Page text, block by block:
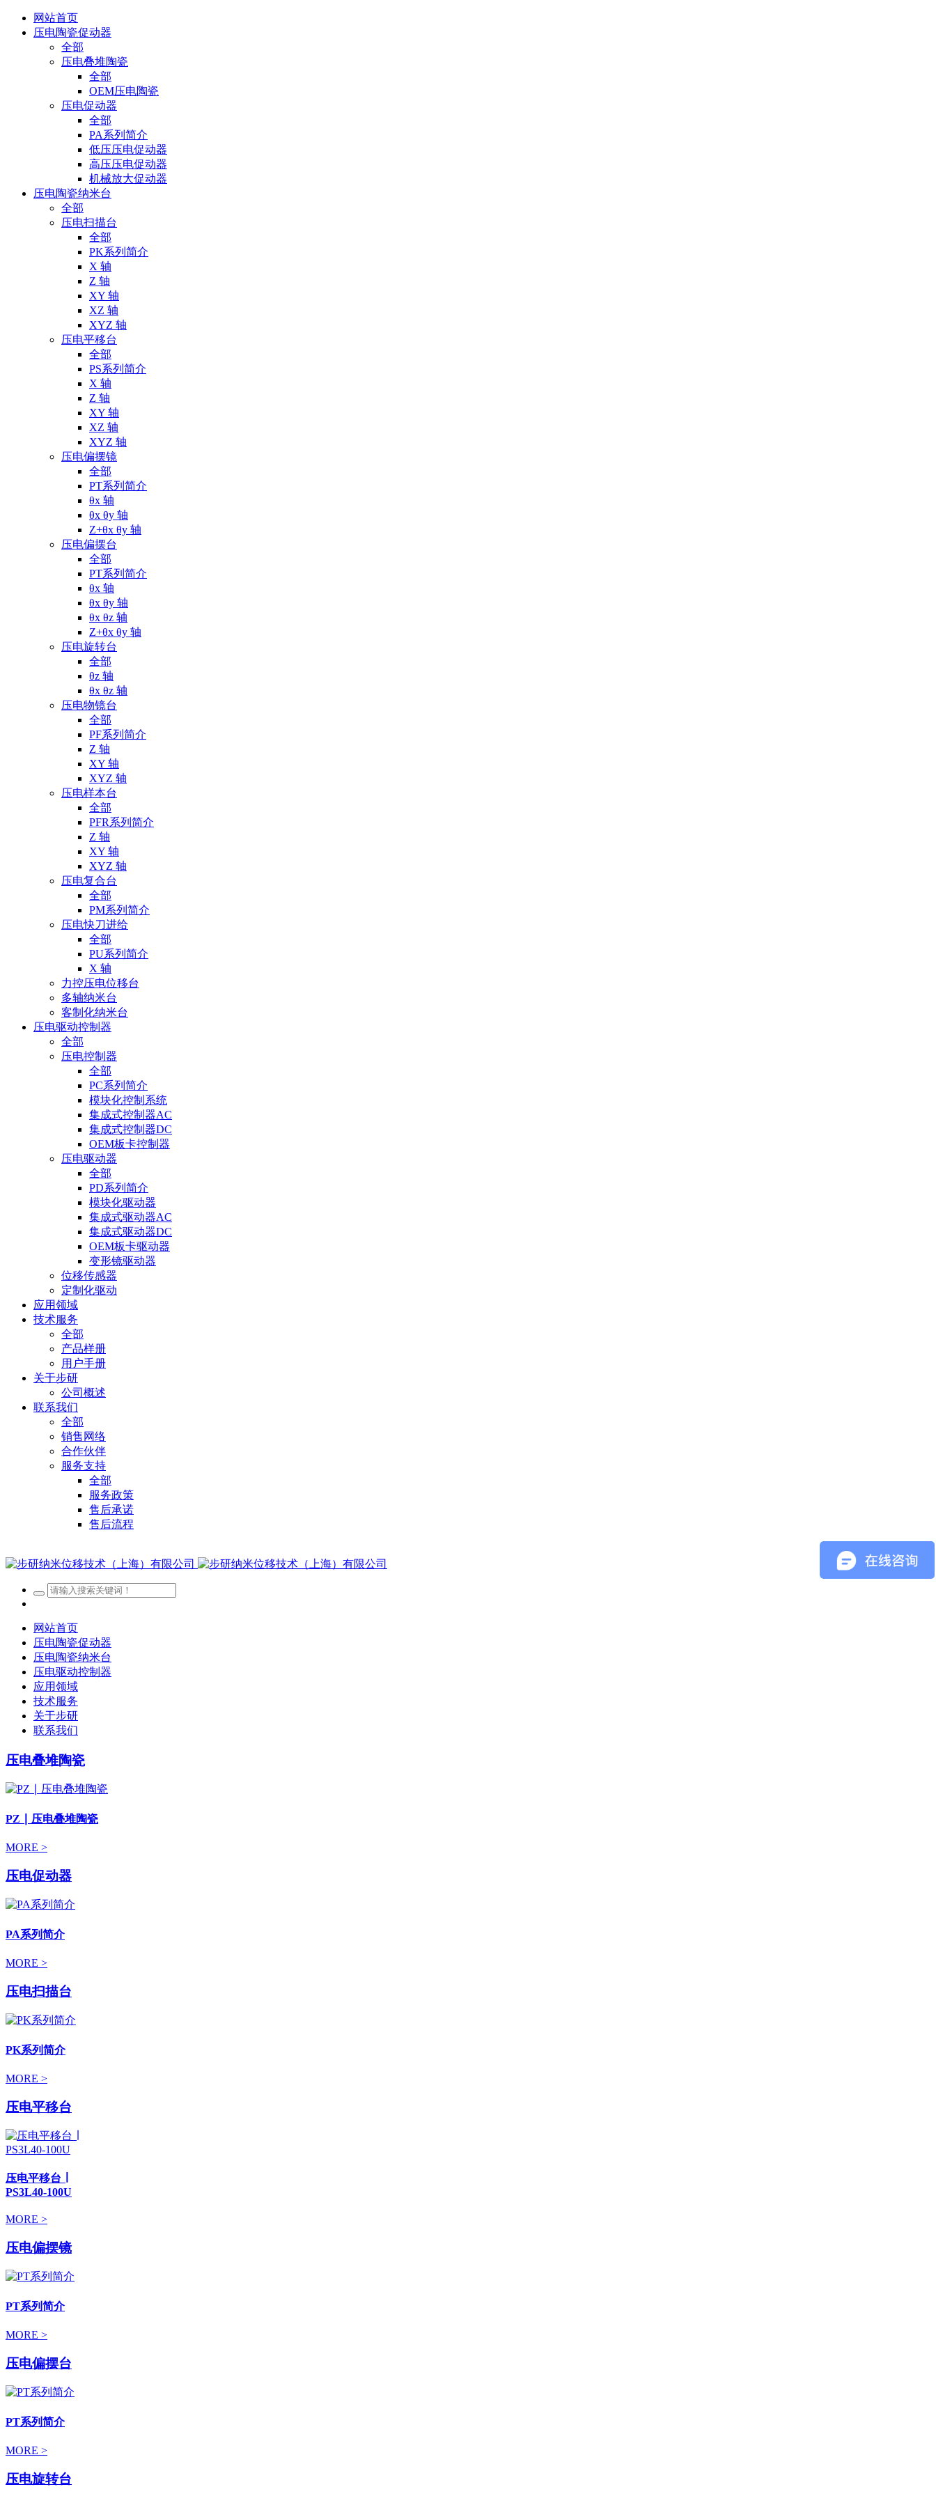
网站首页
压电陶瓷促动器
全部
压电叠堆陶瓷
全部
OEM压电陶瓷
压电促动器
全部
PA系列简介
低压压电促动器
高压压电促动器
机械放大促动器
压电陶瓷纳米台
全部
压电扫描台
全部
PK系列简介
X 轴
Z 轴
XY 轴
XZ 轴
XYZ 轴
压电平移台
全部
PS系列简介
X 轴
Z 轴
XY 轴
XZ 轴
XYZ 轴
压电偏摆镜
全部
PT系列简介
θx 轴
θx θy 轴
Z+θx θy 轴
压电偏摆台
全部
PT系列简介
θx 轴
θx θy 轴
θx θz 轴
Z+θx θy 轴
压电旋转台
全部
θz 轴
θx θz 轴
压电物镜台
全部
PF系列简介
Z 轴
XY 轴
XYZ 轴
压电样本台
全部
PFR系列简介
Z 轴
XY 轴
XYZ 轴
压电复合台
全部
PM系列简介
压电快刀进给
全部
PU系列简介
X 轴
力控压电位移台
多轴纳米台
客制化纳米台
压电驱动控制器
全部
压电控制器
全部
PC系列简介
模块化控制系统
集成式控制器AC
集成式控制器DC
OEM板卡控制器
压电驱动器
全部
PD系列简介
模块化驱动器
集成式驱动器AC
集成式驱动器DC
OEM板卡驱动器
变形镜驱动器
位移传感器
定制化驱动
应用领域
技术服务
全部
产品样册
用户手册
关于步研
公司概述
联系我们
全部
销售网络
合作伙伴
服务支持
全部
服务政策
售后承诺
售后流程
网站首页
压电陶瓷促动器
压电陶瓷纳米台
压电驱动控制器
应用领域
技术服务
关于步研
联系我们
压电叠堆陶瓷
PZ ∣ 压电叠堆陶瓷
MORE >
压电促动器
PA系列简介
MORE >
压电扫描台
PK系列简介
MORE >
压电平移台
压电平移台 ∣
PS3L40-100U
MORE >
压电偏摆镜
PT系列简介
MORE >
压电偏摆台
PT系列简介
MORE >
压电旋转台